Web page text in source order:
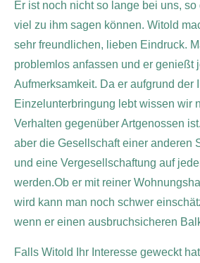
Er ist noch nicht so lange bei uns,
viel zu ihm sagen können. Witold
sehr freundlichen, lieben Eindruck.
problemlos anfassen und er genießt
Aufmerksamkeit. Da er aufgrund der
Einzelunterbringung lebt wissen wir
Verhalten gegenüber Artgenossen
aber die Gesellschaft einer anderen
und eine Vergesellschaftung auf
werden.Ob er mit reiner
wird kann man noch schwer
wenn er einen ausbruchsicheren
Falls Witold Ihr Interesse geweckt